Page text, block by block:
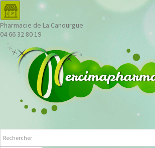
Pharmacie de La Canourgue
04 66 32 80 19